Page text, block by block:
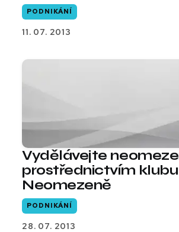
PODNIKÁNÍ
11. 07. 2013
Vydělávejte
prostřednictvím klubu
Neomezeně
PODNIKÁNÍ
28. 07. 2013